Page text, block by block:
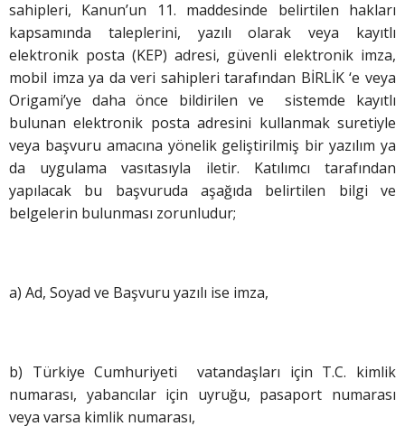
sahipleri, Kanun’un 11. maddesinde belirtilen hakları
kapsamında taleplerini, yazılı olarak veya kayıtlı
elektronik posta (KEP) adresi, güvenli elektronik imza,
mobil imza ya da veri sahipleri tarafından BİRLİK ‘e veya
Origami’ye daha önce bildirilen ve sistemde kayıtlı
bulunan elektronik posta adresini kullanmak suretiyle
veya başvuru amacına yönelik geliştirilmiş bir yazılım ya
da uygulama vasıtasıyla iletir. Katılımcı tarafından
yapılacak bu başvuruda aşağıda belirtilen bilgi ve
belgelerin bulunması zorunludur;
a) Ad, Soyad ve Başvuru yazılı ise imza,
b) Türkiye Cumhuriyeti vatandaşları için T.C. kimlik
numarası, yabancılar için uyruğu, pasaport numarası
veya varsa kimlik numarası,